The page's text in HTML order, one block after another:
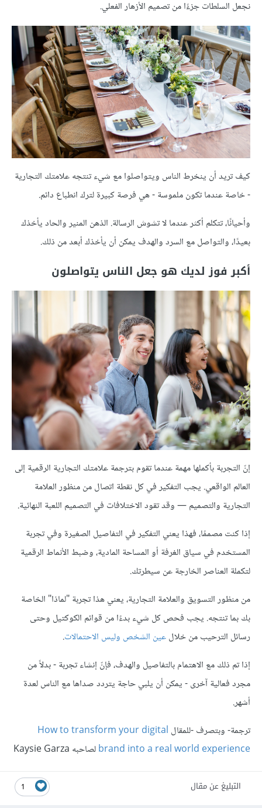
نجعل السلطات جزءًا من تصميم الأزهار الفعلي.
كيف تريد أن ينخرط الناس ويتواصلوا مع شيء تنتجه علامتك التجارية
- خاصة عندما تكون ملموسة - هي فرصة كبيرة لترك انطباع دائم.
وأحيانًا، تتكلم أكثر عندما لا تشوش الرسالة. الذهن المنير والحاد يأخذك
بعيدًا، والتواصل مع السرد والهدف يمكن أن يأخذك أبعد من ذلك.
أكبر فوز لديك هو جعل الناس يتواصلون
إنّ التجربة بأكملها مهمة عندما تقوم بترجمة علامتك التجارية الرقمية إلى
العالم الواقعي. يجب التفكير في كل نقطة اتصال من منظور العلامة
التجارية والتصميم — وقد تقود الاختلافات في التصميم اللعبة النهائية.
إذا كنت مصممًا، فهذا يعني التفكير في التفاصيل الصغيرة وفي تجربة
المستخدم في سياق الغرفة أو المساحة المادية، وضبط الأنماط الرقمية
لتكملة العناصر الخارجة عن سيطرتك.
من منظور التسويق والعلامة التجارية، يعني هذا تجربة "لماذا" الخاصة
بك بما تنتجه. يجب فحص كل شيء بدءًا من قوائم الكوكتيل وحتى
رسائل الترحيب من خلالعين الشخص وليس الاحتمالات.
إذا تم ذلك مع الاهتمام بالتفاصيل والهدف، فإنّ إنشاء تجربة - بدلاً من
مجرد فعالية آخرى - يمكن أن يلبي حاجة يتردد صداها مع الناس لعدة
أشهر.
ترجمة- وبتصرف -للمقال How to transform your digital
brand into a real world experienceلصاحبه Kaysie Garza
1 التبليغ عن مقال